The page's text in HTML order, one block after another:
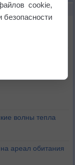
тень
волны тепла
ареал обитания
cookie,
безопасности